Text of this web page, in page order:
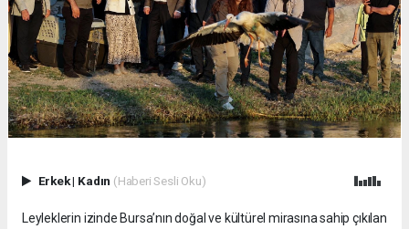
Erkek| Kadın (Haberi Sesli Oku)
Leyleklerin izinde Bursa’nın doğal ve kültürel mirasına sahip çıkılan